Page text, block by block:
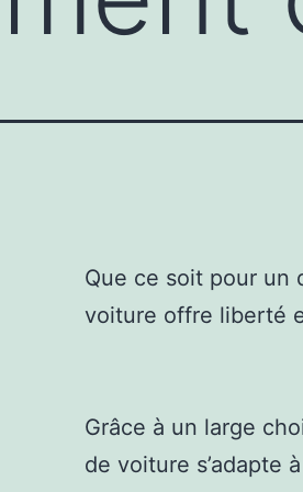
Que ce soit pour un
voiture offre liberté
Grâce à un large
de voiture s’adapte